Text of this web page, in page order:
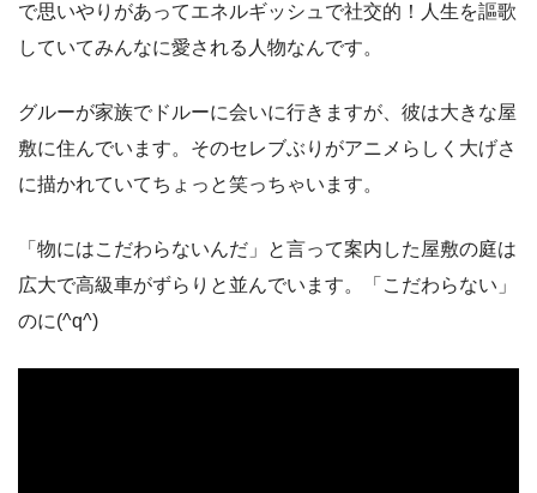
で思いやりがあってエネルギッシュで社交的！人生を謳歌
していてみんなに愛される人物なんです。
グルーが家族でドルーに会いに行きますが、彼は大きな屋
敷に住んでいます。そのセレブぶりがアニメらしく大げさ
に描かれていてちょっと笑っちゃいます。
「物にはこだわらないんだ」と言って案内した屋敷の庭は
広大で高級車がずらりと並んでいます。「こだわらない」
のに(^q^)